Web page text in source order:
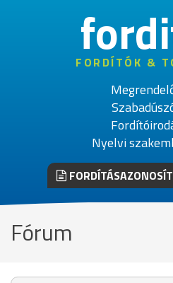
FORDÍTÓK &
Nyelvi
Fórum